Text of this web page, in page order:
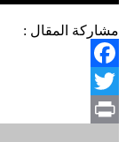
مشاركة المقال :
Facebook
Twitter